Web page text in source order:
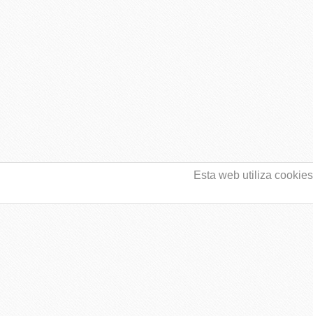
Esta web utiliza